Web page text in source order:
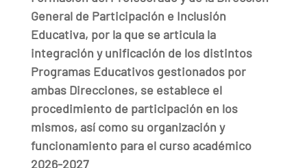
General de Participación e Inclusión
Educativa, por la que se articula la
integración y unificación de los distintos
Programas Educativos gestionados por
ambas Direcciones, se establece el
procedimiento de participación en los
mismos, así como su organización y
funcionamiento para el curso académico
2026-2027